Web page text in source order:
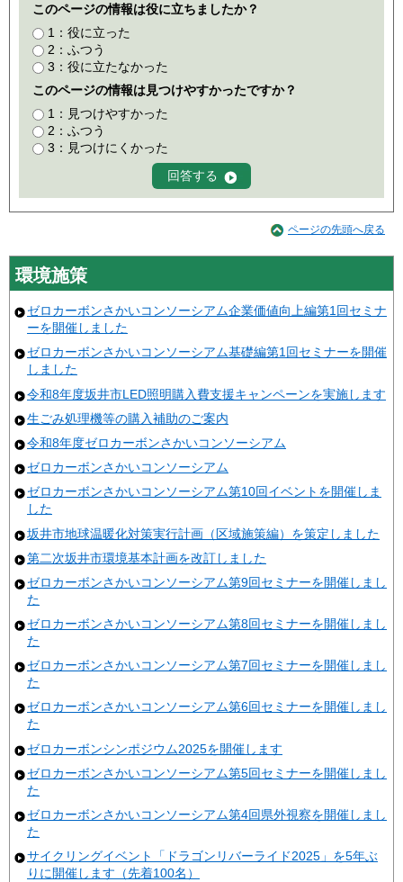
このページの情報は役に立ちましたか？
1：役に立った
2：ふつう
3：役に立たなかった
このページの情報は見つけやすかったですか？
1：見つけやすかった
2：ふつう
3：見つけにくかった
ページの先頭へ戻る
環境施策
ゼロカーボンさかいコンソーシアム企業価値向上編第1回セミナ
ーを開催しました
ゼロカーボンさかいコンソーシアム基礎編第1回セミナーを開催
しました
令和8年度坂井市LED照明購入費支援キャンペーンを実施します
生ごみ処理機等の購入補助のご案内
令和8年度ゼロカーボンさかいコンソーシアム
ゼロカーボンさかいコンソーシアム
ゼロカーボンさかいコンソーシアム第10回イベントを開催しま
した
坂井市地球温暖化対策実行計画（区域施策編）を策定しました
第二次坂井市環境基本計画を改訂しました
ゼロカーボンさかいコンソーシアム第9回セミナーを開催しまし
た
ゼロカーボンさかいコンソーシアム第8回セミナーを開催しまし
た
ゼロカーボンさかいコンソーシアム第7回セミナーを開催しまし
た
ゼロカーボンさかいコンソーシアム第6回セミナーを開催しまし
た
ゼロカーボンシンポジウム2025を開催します
ゼロカーボンさかいコンソーシアム第5回セミナーを開催しまし
た
ゼロカーボンさかいコンソーシアム第4回県外視察を開催しまし
た
サイクリングイベント「ドラゴンリバーライド2025」を5年ぶ
りに開催します（先着100名）